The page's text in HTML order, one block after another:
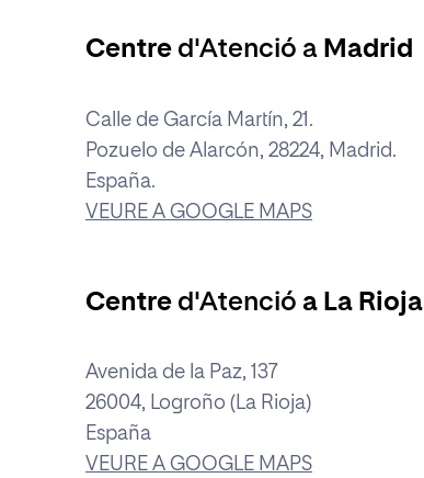
Centre d'Atenció a Madrid
Calle de García Martín, 21.
Pozuelo de Alarcón, 28224, Madrid.
España.
VEURE A GOOGLE MAPS
Centre d'Atenció a La Rioja
Avenida de la Paz, 137
26004, Logroño (La Rioja)
España
VEURE A GOOGLE MAPS